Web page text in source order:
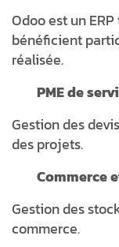
Odoo est un
bénéficient
réalisée.
PME de
Gestion des
des projets.
Commerce
Gestion des
commerce.